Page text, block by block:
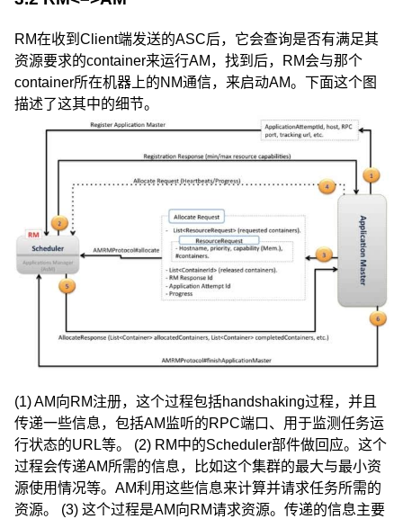
RM在收到Client端发送的ASC后，它会查询是否有满足其
资源要求的container来运行AM，找到后，RM会与那个
container所在机器上的NM通信，来启动AM。下面这个图
描述了这其中的细节。
(1) AM向RM注册，这个过程包括handshaking过程，并且
传递一些信息，包括AM监听的RPC端口、用于监测任务运
行状态的URL等。 (2) RM中的Scheduler部件做回应。这个
过程会传递AM所需的信息，比如这个集群的最大与最小资
源使用情况等。AM利用这些信息来计算并请求任务所需的
资源。 (3) 这个过程是AM向RM请求资源。传递的信息主要